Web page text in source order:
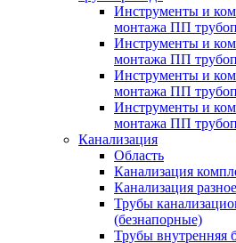
Инструменты и
монтажа ПП
Инструменты и
монтажа ПП
Инструменты и
монтажа ПП
Инструменты и
монтажа ПП
Канализация
Область
Канализация
Канализация разное
Трубы
(безнапорные)
Трубы внутренняя